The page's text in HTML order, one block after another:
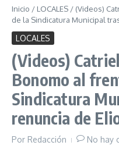
Inicio / LOCALES / (Videos)
de la Sindicatura Municipal
LOCALES
(Videos)
Bonomo al
Sindicatura
renuncia de
Por Redacción No hay